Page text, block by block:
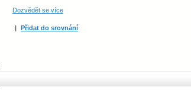
Dozvědět se více
| Přidat do srovnání